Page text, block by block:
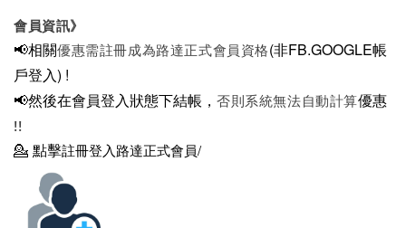
會員資訊》
📢相關優惠需註冊成為路達正式會員資格(非FB.GOOGLE帳
戶登入) !
📢然後在會員登入狀態下結帳， 否則系統無法自動計算優惠
!!
💁 點擊註冊登入路達正式會員/